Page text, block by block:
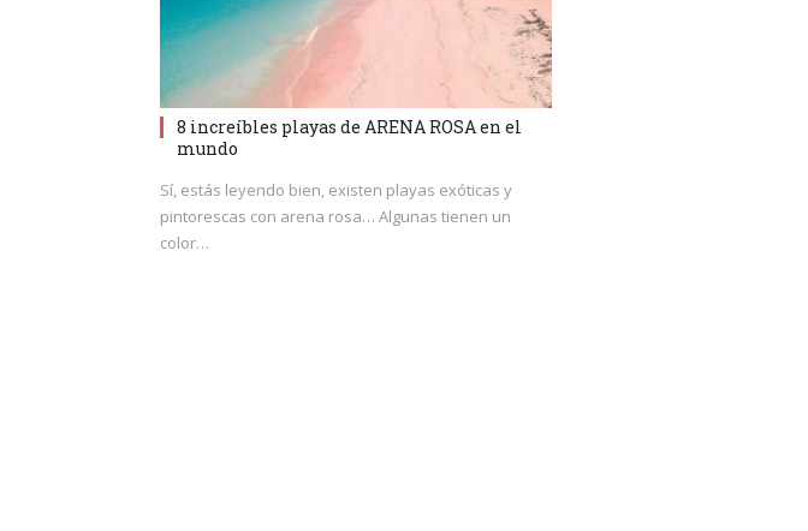
8 increíbles playas de ARENA ROSA en el
mundo
Sí, estás leyendo bien, existen playas exóticas y
pintorescas con arena rosa… Algunas tienen un
color…